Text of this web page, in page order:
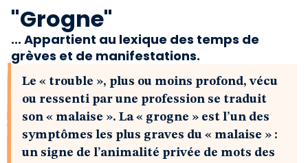
Boutique
"Grogne"
... Appartient au lexique des temps de
grèves et de manifestations.
Le « trouble », plus ou moins profond, vécu
ou ressenti par une profession se traduit
son « malaise ». La « grogne » est l’un des
symptômes les plus graves du « malaise » :
un signe de l’animalité privée de mots des